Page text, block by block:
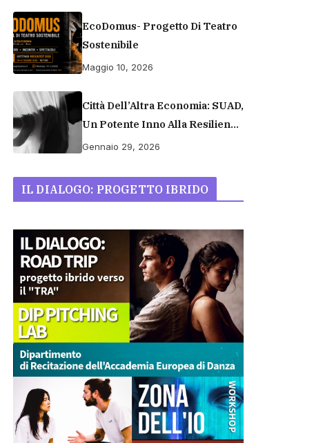
Recitazione A Roma
EcoDomus- Progetto Di Teatro
Sostenibile
Maggio 10, 2026
Città Dell’Altra Economia: SUAD,
Un Potente Inno Alla Resilienza
E Dignità Umana
Gennaio 29, 2026
IL DIALOGO: PROGETTO IBRIDO